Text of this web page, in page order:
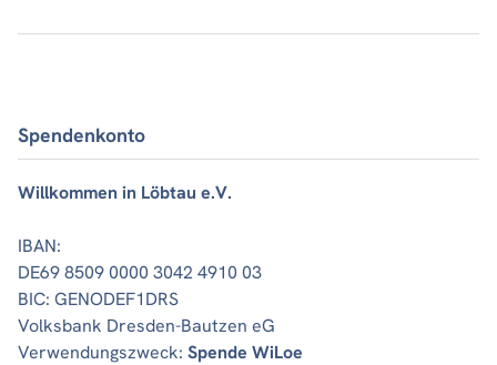
Spendenkonto
Willkommen in Löbtau e.V.
IBAN:
DE69 8509 0000 3042 4910 03
BIC: GENODEF1DRS
Volksbank Dresden-Bautzen eG
Verwendungszweck: Spende WiLoe